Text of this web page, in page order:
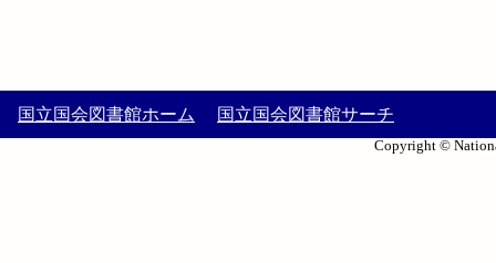
国立国会図書館ホーム 国立国会図書館サーチ
Copyright ©